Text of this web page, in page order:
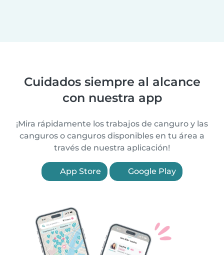
Cuidados siempre al alcance
con nuestra app
¡Mira rápidamente los trabajos de canguro y las
canguros o canguros disponibles en tu área a
través de nuestra aplicación!
App Store Google Play